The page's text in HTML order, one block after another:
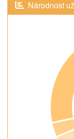
Národnost